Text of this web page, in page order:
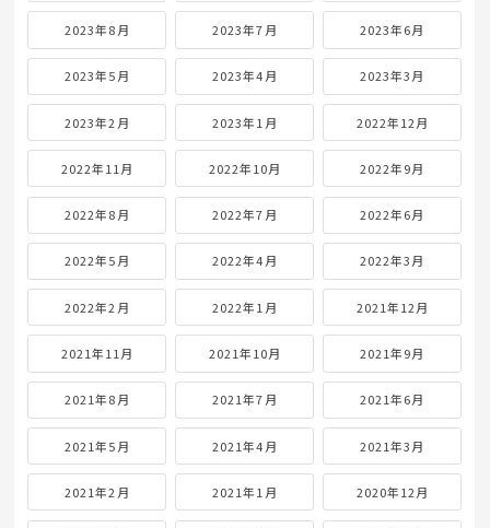
2023年8月 2023年7月 2023年6月
2023年5月 2023年4月 2023年3月
2023年2月 2023年1月 2022年12月
2022年11月 2022年10月 2022年9月
2022年8月 2022年7月 2022年6月
2022年5月 2022年4月 2022年3月
2022年2月 2022年1月 2021年12月
2021年11月 2021年10月 2021年9月
2021年8月 2021年7月 2021年6月
2021年5月 2021年4月 2021年3月
2021年2月 2021年1月 2020年12月